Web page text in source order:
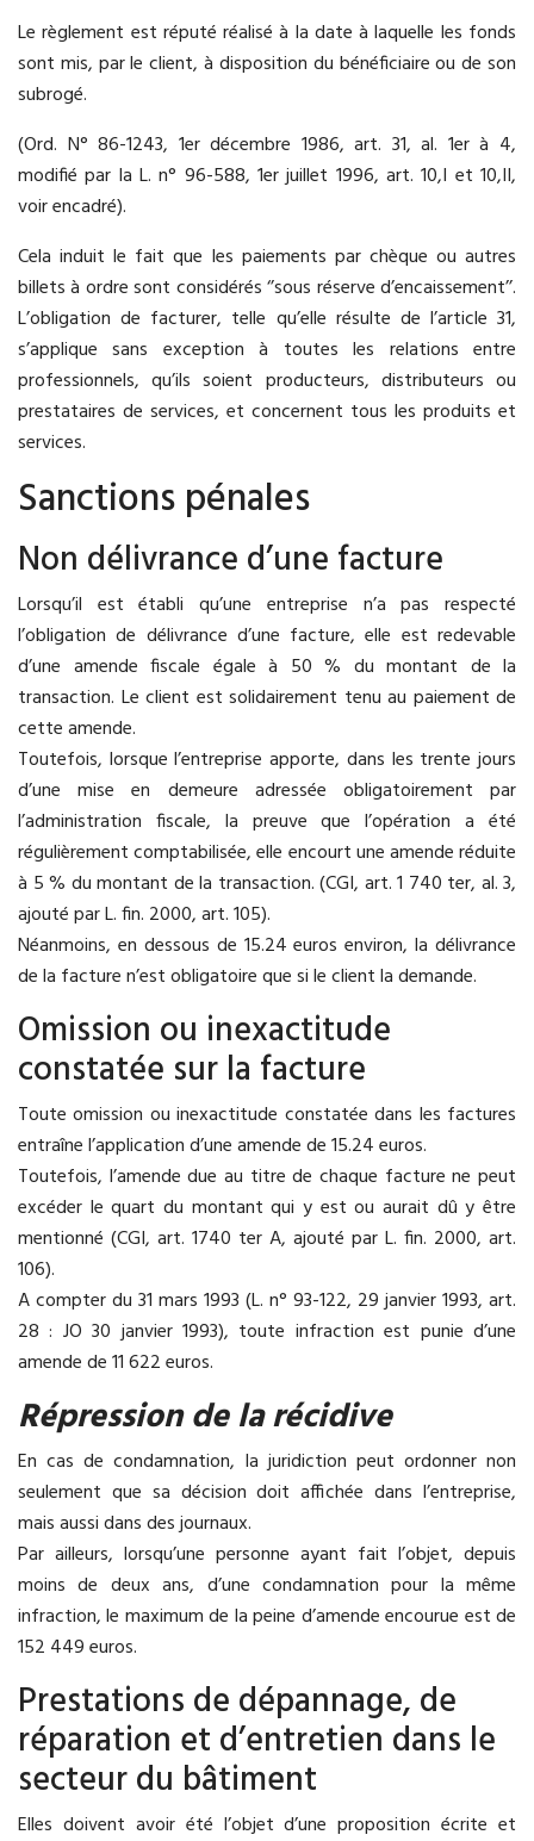
Le règlement est réputé réalisé à la date à laquelle les fonds
sont mis, par le client, à disposition du bénéficiaire ou de son
subrogé.
(Ord. N° 86-1243, 1er décembre 1986, art. 31, al. 1er à 4,
modifié par la L. n° 96-588, 1er juillet 1996, art. 10,I et 10,II,
voir encadré).
Cela induit le fait que les paiements par chèque ou autres
billets à ordre sont considérés ‘’sous réserve d’encaissement’’.
L’obligation de facturer, telle qu’elle résulte de l’article 31,
s’applique sans exception à toutes les relations entre
professionnels, qu’ils soient producteurs, distributeurs ou
prestataires de services, et concernent tous les produits et
services.
Sanctions pénales
Non délivrance d’une facture
Lorsqu’il est établi qu’une entreprise n’a pas respecté
l’obligation de délivrance d’une facture, elle est redevable
d’une amende fiscale égale à 50 % du montant de la
transaction. Le client est solidairement tenu au paiement de
cette amende.
Toutefois, lorsque l’entreprise apporte, dans les trente jours
d’une mise en demeure adressée obligatoirement par
l’administration fiscale, la preuve que l’opération a été
régulièrement comptabilisée, elle encourt une amende réduite
à 5 % du montant de la transaction. (CGI, art. 1 740 ter, al. 3,
ajouté par L. fin. 2000, art. 105).
Néanmoins, en dessous de 15.24 euros environ, la délivrance
de la facture n’est obligatoire que si le client la demande.
Omission ou inexactitude
constatée sur la facture
Toute omission ou inexactitude constatée dans les factures
entraîne l’application d’une amende de 15.24 euros.
Toutefois, l’amende due au titre de chaque facture ne peut
excéder le quart du montant qui y est ou aurait dû y être
mentionné (CGI, art. 1740 ter A, ajouté par L. fin. 2000, art.
106).
A compter du 31 mars 1993 (L. n° 93-122, 29 janvier 1993, art.
28 : JO 30 janvier 1993), toute infraction est punie d’une
amende de 11 622 euros.
Répression de la récidive
En cas de condamnation, la juridiction peut ordonner non
seulement que sa décision doit affichée dans l’entreprise,
mais aussi dans des journaux.
Par ailleurs, lorsqu’une personne ayant fait l’objet, depuis
moins de deux ans, d’une condamnation pour la même
infraction, le maximum de la peine d’amende encourue est de
152 449 euros.
Prestations de dépannage, de
réparation et d’entretien dans le
secteur du bâtiment
Elles doivent avoir été l’objet d’une proposition écrite et